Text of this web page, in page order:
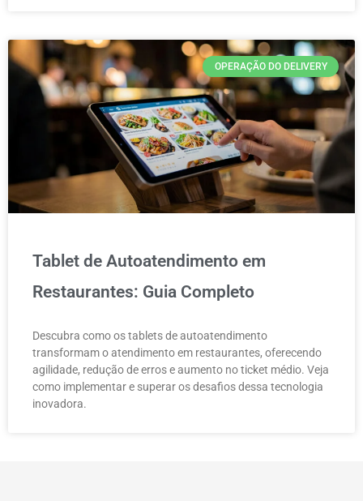
OPERAÇÃO DO DELIVERY
Tablet de Autoatendimento em
Restaurantes: Guia Completo
Descubra como os tablets de autoatendimento
transformam o atendimento em restaurantes, oferecendo
agilidade, redução de erros e aumento no ticket médio. Veja
como implementar e superar os desafios dessa tecnologia
inovadora.